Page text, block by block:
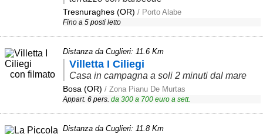
Tresnuraghes (OR) / Porto Alabe
Fino a 5 posti letto
con filmato
Distanza da Cuglieri: 11.6 Km
Villetta I Ciliegi
Casa in campagna a soli 2 minuti dal mare
Bosa (OR) / Zona Pianu De Murtas
Appart. 6 pers. da 300a 700euro a sett.
Distanza da Cuglieri: 11.8 Km
Eventi e cose da vedere
Area riservata
Chi siamo
Eventi e cose da vedere
➕ Segnala evento